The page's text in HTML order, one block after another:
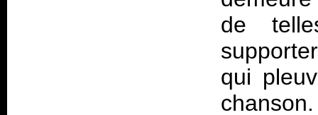
de
qui